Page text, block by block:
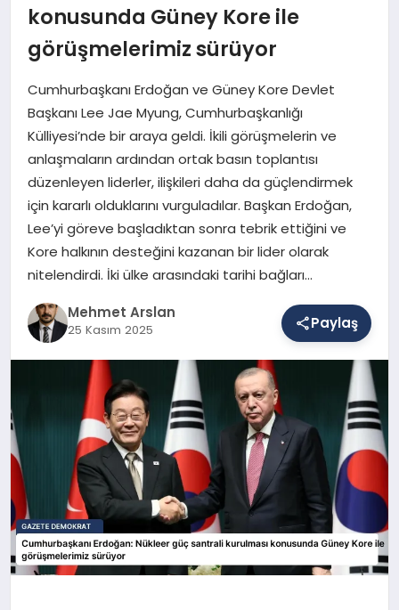
MAGAZIN
SAĞLIK
EĞITIM
DÜNYA
YAŞAM
konusunda Güney Kore ile
görüşmelerimiz sürüyor
Cumhurbaşkanı Erdoğan ve Güney Kore Devlet
Başkanı Lee Jae Myung, Cumhurbaşkanlığı
Külliyesi’nde bir araya geldi. İkili görüşmelerin ve
anlaşmaların ardından ortak basın toplantısı
düzenleyen liderler, ilişkileri daha da güçlendirmek
için kararlı olduklarını vurguladılar. Başkan Erdoğan,
Lee’yi göreve başladıktan sonra tebrik ettiğini ve
Kore halkının desteğini kazanan bir lider olarak
nitelendirdi. İki ülke arasındaki tarihi bağları…
Mehmet Arslan
25 Kasım 2025 Paylaş